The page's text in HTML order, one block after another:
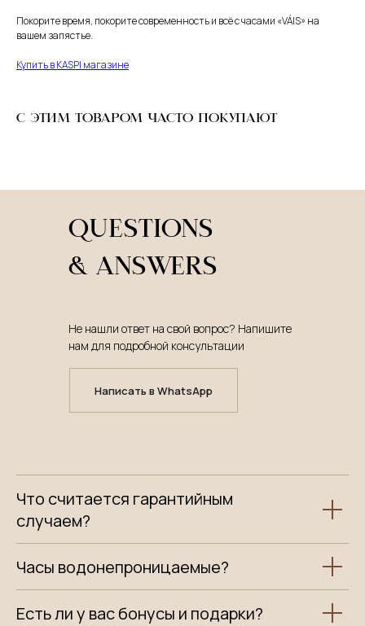
Покорите время, покорите современность и всё с часами «VÁIS» на
вашем запястье.
Купить в KASPI магазине
С ЭТИМ ТОВАРОМ ЧАСТО ПОКУПАЮТ
QUESTIONS
& ANSWERS
Не нашли ответ на свой вопрос? Напишите
нам для подробной консультации
Написать в WhatsApp
Что считается гарантийным
случаем?
Часы водонепроницаемые?
Есть ли у вас бонусы и подарки?